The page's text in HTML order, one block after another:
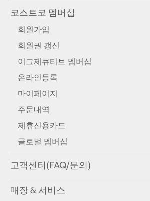
코스트코 멤버십
회원가입
회원권 갱신
이그제큐티브 멤버십
온라인등록
마이페이지
주문내역
제휴신용카드
글로벌 멤버십
고객센터(FAQ/문의)
매장 & 서비스